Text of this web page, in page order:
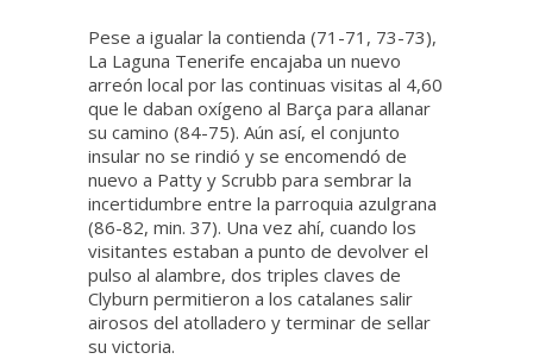
Pese a igualar la contienda (71-71, 73-73),
La Laguna Tenerife encajaba un nuevo
arreón local por las continuas visitas al 4,60
que le daban oxígeno al Barça para allanar
su camino (84-75). Aún así, el conjunto
insular no se rindió y se encomendó de
nuevo a Patty y Scrubb para sembrar la
incertidumbre entre la parroquia azulgrana
(86-82, min. 37). Una vez ahí, cuando los
visitantes estaban a punto de devolver el
pulso al alambre, dos triples claves de
Clyburn permitieron a los catalanes salir
airosos del atolladero y terminar de sellar
su victoria.